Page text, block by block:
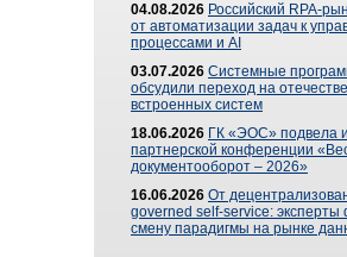
04.08.2026 Российский RPA-
от автоматизации задач к
процессами и AI
03.07.2026 Системные
обсудили переход на
встроенных систем
18.06.2026 ГК «ЭОС» подвела
партнерской конференции
документооборот – 2026»
16.06.2026 От
governed self-service: эксперты
смену парадигмы на рынке